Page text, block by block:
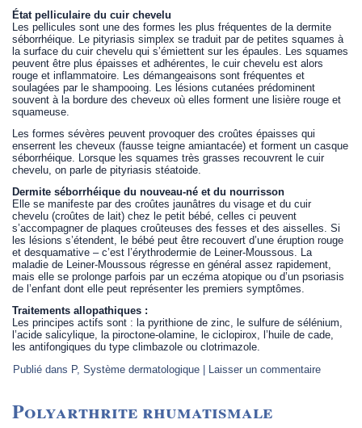
État pelliculaire du cuir chevelu
Les pellicules sont une des formes les plus fréquentes de la dermite
séborrhéique. Le pityriasis simplex se traduit par de petites squames à
la surface du cuir chevelu qui s’émiettent sur les épaules. Les squames
peuvent être plus épaisses et adhérentes, le cuir chevelu est alors
rouge et inflammatoire. Les démangeaisons sont fréquentes et
soulagées par le shampooing. Les lésions cutanées prédominent
souvent à la bordure des cheveux où elles forment une lisière rouge et
squameuse.
Les formes sévères peuvent provoquer des croûtes épaisses qui
enserrent les cheveux (fausse teigne amiantacée) et forment un casque
séborrhéique. Lorsque les squames très grasses recouvrent le cuir
chevelu, on parle de pityriasis stéatoide.
Dermite séborrhéique du nouveau-né et du nourrisson
Elle se manifeste par des croûtes jaunâtres du visage et du cuir
chevelu (croûtes de lait) chez le petit bébé, celles ci peuvent
s’accompagner de plaques croûteuses des fesses et des aisselles. Si
les lésions s’étendent, le bébé peut être recouvert d’une éruption rouge
et desquamative – c’est l’érythrodermie de Leiner-Moussous. La
maladie de Leiner-Moussous régresse en général assez rapidement,
mais elle se prolonge parfois par un eczéma atopique ou d’un psoriasis
de l’enfant dont elle peut représenter les premiers symptômes.
Traitements allopathiques :
Les principes actifs sont : la pyrithione de zinc, le sulfure de sélénium,
l’acide salicylique, la piroctone-olamine, le ciclopirox, l’huile de cade,
les antifongiques du type climbazole ou clotrimazole.
Publié dans P,Système dermatologique | Laisser un commentaire
Polyarthrite rhumatismale